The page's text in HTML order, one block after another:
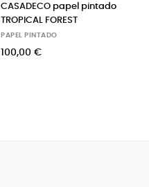
CASADECO papel pintado
TROPICAL FOREST
PAPEL PINTADO
100,00 €